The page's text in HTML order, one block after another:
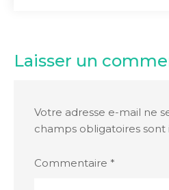
Laisser un
Votre adresse e-mail ne
champs obligatoires sont
Commentaire *